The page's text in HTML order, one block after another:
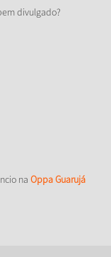
divulgado?
na Oppa Guarujá